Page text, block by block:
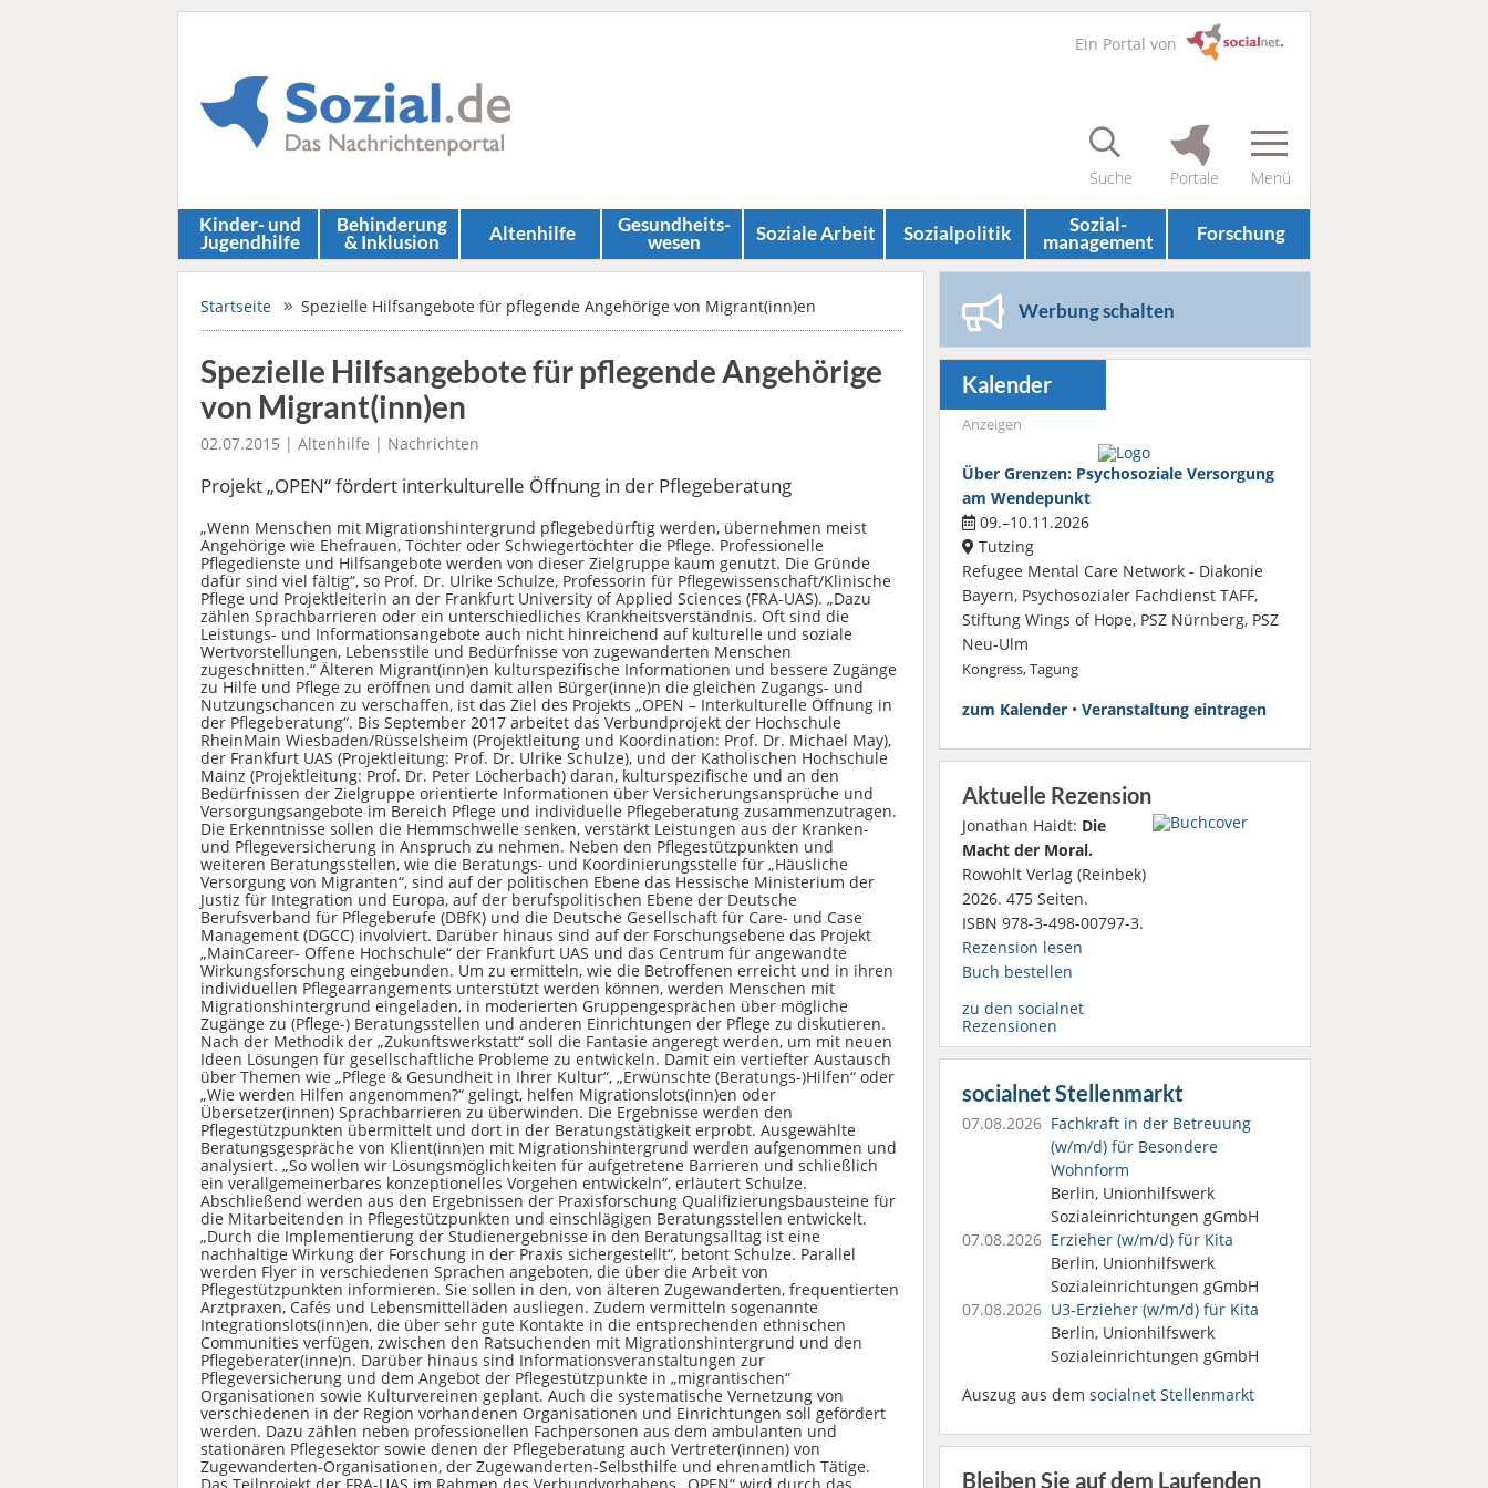
Ein Portal von
Kinder- und
Jugendhilfe
Behinderung
& Inklusion Altenhilfe Gesundheits­
wesen Soziale Arbeit Sozial­politik Sozial­
management Forschung
Startseite Spezielle Hilfsangebote für pflegende Angehörige von Migrant(inn)en
Spezielle Hilfsangebote für pflegende Angehörige
von Migrant(inn)en
02.07.2015 | Altenhilfe | Nachrichten
Projekt „OPEN“ fördert interkulturelle Öffnung in der Pflegeberatung
„Wenn Menschen mit Migrationshintergrund pflegebedürftig werden, übernehmen meist
Angehörige wie Ehefrauen, Töchter oder Schwiegertöchter die Pflege. Professionelle
Pflegedienste und Hilfsangebote werden von dieser Zielgruppe kaum genutzt. Die Gründe
dafür sind viel fältig“, so Prof. Dr. Ulrike Schulze, Professorin für Pflegewissenschaft/Klinische
Pflege und Projektleiterin an der Frankfurt University of Applied Sciences (FRA-UAS). „Dazu
zählen Sprachbarrieren oder ein unterschiedliches Krankheitsverständnis. Oft sind die
Leistungs- und Informationsangebote auch nicht hinreichend auf kulturelle und soziale
Wertvorstellungen, Lebensstile und Bedürfnisse von zugewanderten Menschen
zugeschnitten.“ Älteren Migrant(inn)en kulturspezifische Informationen und bessere Zugänge
zu Hilfe und Pflege zu eröffnen und damit allen Bürger(inne)n die gleichen Zugangs- und
Nutzungschancen zu verschaffen, ist das Ziel des Projekts „OPEN – Interkulturelle Öffnung in
der Pflegeberatung“. Bis September 2017 arbeitet das Verbundprojekt der Hochschule
RheinMain Wiesbaden/Rüsselsheim (Projektleitung und Koordination: Prof. Dr. Michael May),
der Frankfurt UAS (Projektleitung: Prof. Dr. Ulrike Schulze), und der Katholischen Hochschule
Mainz (Projektleitung: Prof. Dr. Peter Löcherbach) daran, kulturspezifische und an den
Bedürfnissen der Zielgruppe orientierte Informationen über Versicherungsansprüche und
Versorgungsangebote im Bereich Pflege und individuelle Pflegeberatung zusammenzutragen.
Die Erkenntnisse sollen die Hemmschwelle senken, verstärkt Leistungen aus der Kranken-
und Pflegeversicherung in Anspruch zu nehmen. Neben den Pflegestützpunkten und
weiteren Beratungsstellen, wie die Beratungs- und Koordinierungsstelle für „Häusliche
Versorgung von Migranten“, sind auf der politischen Ebene das Hessische Ministerium der
Justiz für Integration und Europa, auf der berufspolitischen Ebene der Deutsche
Berufsverband für Pflegeberufe (DBfK) und die Deutsche Gesellschaft für Care- und Case
Management (DGCC) involviert. Darüber hinaus sind auf der Forschungsebene das Projekt
„MainCareer- Offene Hochschule“ der Frankfurt UAS und das Centrum für angewandte
Wirkungsforschung eingebunden. Um zu ermitteln, wie die Betroffenen erreicht und in ihren
individuellen Pflegearrangements unterstützt werden können, werden Menschen mit
Migrationshintergrund eingeladen, in moderierten Gruppengesprächen über mögliche
Zugänge zu (Pflege-) Beratungsstellen und anderen Einrichtungen der Pflege zu diskutieren.
Nach der Methodik der „Zukunftswerkstatt“ soll die Fantasie angeregt werden, um mit neuen
Ideen Lösungen für gesellschaftliche Probleme zu entwickeln. Damit ein vertiefter Austausch
über Themen wie „Pflege & Gesundheit in Ihrer Kultur“, „Erwünschte (Beratungs-)Hilfen“ oder
„Wie werden Hilfen angenommen?“ gelingt, helfen Migrationslots(inn)en oder
Übersetzer(innen) Sprachbarrieren zu überwinden. Die Ergebnisse werden den
Pflegestützpunkten übermittelt und dort in der Beratungstätigkeit erprobt. Ausgewählte
Beratungsgespräche von Klient(inn)en mit Migrationshintergrund werden aufgenommen und
analysiert. „So wollen wir Lösungsmöglichkeiten für aufgetretene Barrieren und schließlich
ein verallgemeinerbares konzeptionelles Vorgehen entwickeln“, erläutert Schulze.
Abschließend werden aus den Ergebnissen der Praxisforschung Qualifizierungsbausteine für
die Mitarbeitenden in Pflegestützpunkten und einschlägigen Beratungsstellen entwickelt.
„Durch die Implementierung der Studienergebnisse in den Beratungsalltag ist eine
nachhaltige Wirkung der Forschung in der Praxis sichergestellt“, betont Schulze. Parallel
werden Flyer in verschiedenen Sprachen angeboten, die über die Arbeit von
Pflegestützpunkten informieren. Sie sollen in den, von älteren Zugewanderten, frequentierten
Arztpraxen, Cafés und Lebensmittelläden ausliegen. Zudem vermitteln sogenannte
Integrationslots(inn)en, die über sehr gute Kontakte in die entsprechenden ethnischen
Communities verfügen, zwischen den Ratsuchenden mit Migrationshintergrund und den
Pflegeberater(inne)n. Darüber hinaus sind Informationsveranstaltungen zur
Pflegeversicherung und dem Angebot der Pflegestützpunkte in „migrantischen“
Organisationen sowie Kulturvereinen geplant. Auch die systematische Vernetzung von
verschiedenen in der Region vorhandenen Organisationen und Einrichtungen soll gefördert
werden. Dazu zählen neben professionellen Fachpersonen aus dem ambulanten und
stationären Pflegesektor sowie denen der Pflegeberatung auch Vertreter(innen) von
Zugewanderten-Organisationen, der Zugewanderten-Selbsthilfe und ehrenamtlich Tätige.
Werbung schalten
Kalender
Anzeigen
Über Grenzen: Psychosoziale Versorgung
am Wendepunkt
09.–10.11.2026
Tutzing
Refugee Mental Care Network - Diakonie
Bayern, Psychosozialer Fachdienst TAFF,
Stiftung Wings of Hope, PSZ Nürnberg, PSZ
Neu-Ulm
Kongress, Tagung
zum Kalender• Veranstaltung eintragen
Aktuelle Rezension
Jonathan Haidt: Die
Macht der Moral.
Rowohlt Verlag (Reinbek)
2026. 475 Seiten.
ISBN 978-3-498-00797-3.
Rezension lesen
Buch bestellen
zu den socialnet
Rezensionen
socialnet Stellenmarkt
07.08.2026 Fachkraft in der Betreuung
(w/m/d) für Besondere
Wohnform
Berlin, Unionhilfswerk
Sozialeinrichtungen gGmbH
07.08.2026 Erzieher (w/m/d) für Kita
Berlin, Unionhilfswerk
Sozialeinrichtungen gGmbH
07.08.2026 U3-Erzieher (w/m/d) für Kita
Berlin, Unionhilfswerk
Sozialeinrichtungen gGmbH
Auszug aus dem socialnet Stellenmarkt
Bleiben Sie auf dem Laufenden